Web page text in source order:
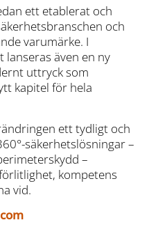
ett etablerat och
och
varumärke. I
även en ny
uttryck som
kapitel för hela
ett tydligt och
säkerhetslösningar –
–
kompetens
vid.